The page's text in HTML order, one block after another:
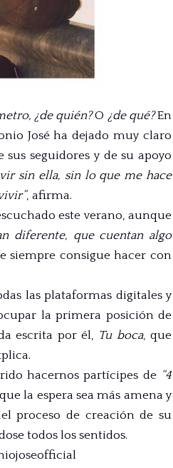
¿de quién?O ¿de qué?En
José ha dejado muy claro
seguidores y de su apoyo
sin ella, sin lo que me hace
, afirma.
este verano, aunque
diferente, que cuentan algo
siempre consigue hacer con
las plataformas digitales y
la primera posición de
escrita por él, Tu boca, que
hacernos partícipes de “4
la espera sea más amena y
proceso de creación de su
todos los sentidos.